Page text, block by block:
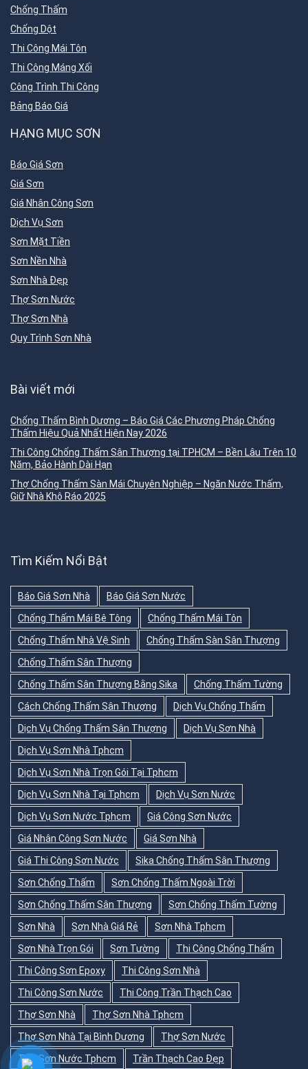
Chống Thấm
Chống Dột
Thi Công Mái Tôn
Thi Công Máng Xối
Công Trình Thi Công
Bảng Báo Giá
HẠNG MỤC SƠN
Báo Giá Sơn
Giá Sơn
Giá Nhân Công Sơn
Dịch Vụ Sơn
Sơn Mặt Tiền
Sơn Nền Nhà
Sơn Nhà Đẹp
Thợ Sơn Nước
Thợ Sơn Nhà
Quy Trình Sơn Nhà
Bài viết mới
Chống Thấm Bình Dương – Báo Giá Các Phương Pháp Chống
Thấm Hiệu Quả Nhất Hiện Nay 2026
Thi Công Chống Thấm Sân Thượng tại TPHCM – Bền Lâu Trên 10
Năm, Bảo Hành Dài Hạn
Thợ Chống Thấm Sàn Mái Chuyên Nghiệp – Ngăn Nước Thấm,
Giữ Nhà Khô Ráo 2025
Tìm Kiếm Nổi Bật
Báo Giá Sơn Nhà
Báo Giá Sơn Nước
Chống Thấm Mái Bê Tông
Chống Thấm Mái Tôn
Chống Thấm Nhà Vệ Sinh
Chống Thấm Sàn Sân Thượng
Chống Thấm Sân Thượng
Chống Thấm Sân Thượng Bằng Sika
Chống Thấm Tường
Cách Chống Thấm Sân Thượng
Dịch Vụ Chống Thấm
Dịch Vụ Chống Thấm Sân Thượng
Dịch Vụ Sơn Nhà
Dịch Vụ Sơn Nhà Tphcm
Dịch Vụ Sơn Nhà Trọn Gói Tại Tphcm
Dịch Vụ Sơn Nhà Tại Tphcm
Dịch Vụ Sơn Nước
Dịch Vụ Sơn Nước Tphcm
Giá Công Sơn Nước
Giá Nhân Công Sơn Nước
Giá Sơn Nhà
Giá Thi Công Sơn Nước
Sika Chống Thấm Sân Thượng
Sơn Chống Thấm
Sơn Chống Thấm Ngoài Trời
Sơn Chống Thấm Sân Thượng
Sơn Chống Thấm Tường
Sơn Nhà
Sơn Nhà Giá Rẻ
Sơn Nhà Tphcm
Sơn Nhà Trọn Gói
Sơn Tường
Thi Công Chống Thấm
Thi Công Sơn Epoxy
Thi Công Sơn Nhà
Thi Công Sơn Nước
Thi Công Trần Thạch Cao
Thợ Sơn Nhà
Thợ Sơn Nhà Tphcm
Thợ Sơn Nhà Tại Bình Dương
Thợ Sơn Nước
Thợ Sơn Nước Tphcm
Trần Thạch Cao Đẹp